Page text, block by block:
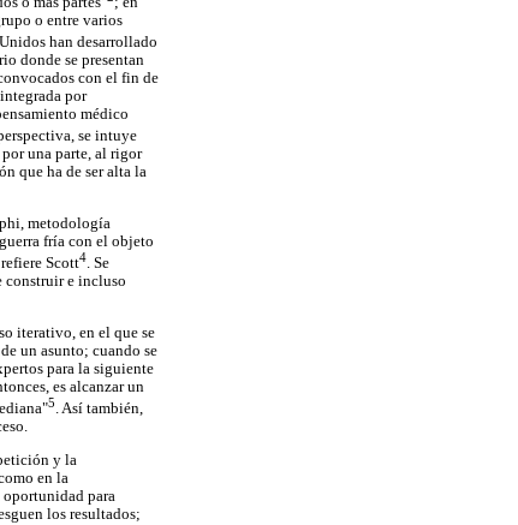
o entre varios
han desarrollado
donde se presentan
con el fin de
por
médico
se intuye
una parte, al rigor
que ha de ser alta la
metodología
fría con el objeto
Scott4. Se
construir e incluso
iterativo, en el que se
un asunto; cuando se
para la siguiente
es alcanzar un
5. Así también,
y la
en la
para
los resultados;